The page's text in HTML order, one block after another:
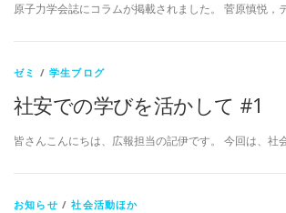
原子力学会誌にコラムが掲載されました。 菅原慎悦，
ゼミ /学生ブログ
社安での学びを活かして #1
皆さんこんにちは、広報担当の記伊です。 今回は、社
お知らせ /社会活動ほか